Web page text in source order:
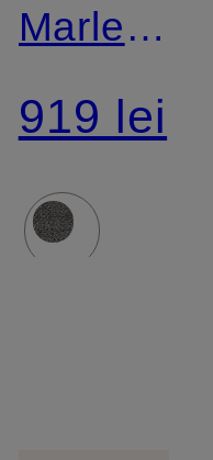
Marlene
AMELIE
919 lei